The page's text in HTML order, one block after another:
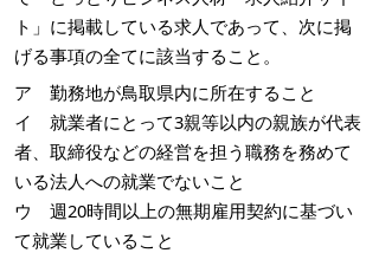
ト」に掲載している求人であって、次に掲
げる事項の全てに該当すること。
ア 勤務地が鳥取県内に所在すること
イ 就業者にとって3親等以内の親族が代表
者、取締役などの経営を担う職務を務めて
いる法人への就業でないこと
ウ 週20時間以上の無期雇用契約に基づい
て就業していること